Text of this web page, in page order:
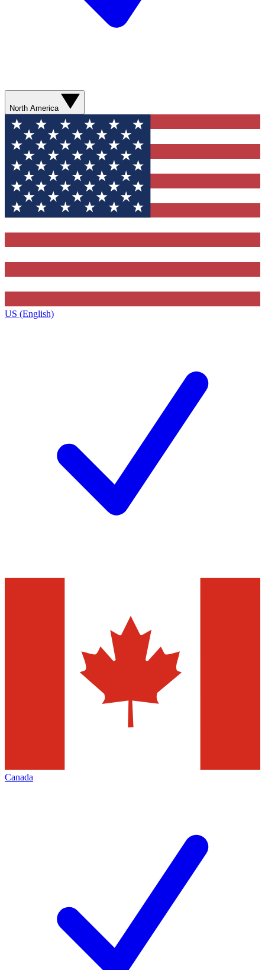
North America
US (English)
Canada